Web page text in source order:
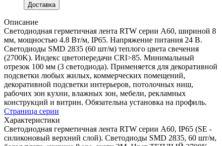
Доставка
Описание
Светодиодная герметичная лента RTW серии A60, шириной 8
мм, мощностью 4.8 Вт/м, IP65. Напряжение питания 24 В.
Светодиоды SMD 2835 (60 шт/м) теплого цвета свечения
(2700K). Индекс цветопередачи CRI>85. Минимальный
отрезок 100 мм (3 светодиода). Применяется для декоративной
подсветки любых жилых, коммерческих помещений,
декоративной подсветки интерьеров, потолочных ниш,
рабочих зон кухни, влажных зон, мебели, рекламных
конструкций и витрин. Обязательна установка на профиль.
Страница серии
Характеристики
Светодиодная герметичная лента RTW серии A60, IP65 (SE -
силиконовый верхний слой). Светодиоды SMD 2835, 60 шт/м,